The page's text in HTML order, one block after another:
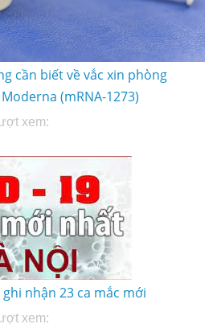
cần biết về vắc xin phòng
(mRNA-1273)
xem:
nhận 23 ca mắc mới
xem: